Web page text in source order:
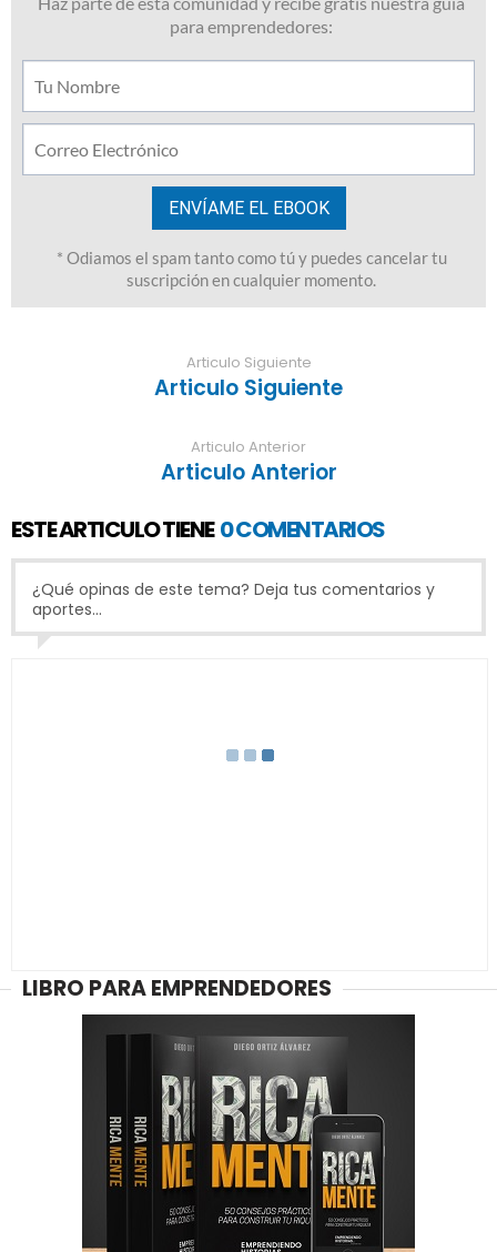
Articulo Siguiente
Articulo Siguiente
Articulo Anterior
Articulo Anterior
ESTE ARTICULO TIENE 0 COMENTARIOS
¿Qué opinas de este tema? Deja tus comentarios y
aportes...
LIBRO PARA EMPRENDEDORES